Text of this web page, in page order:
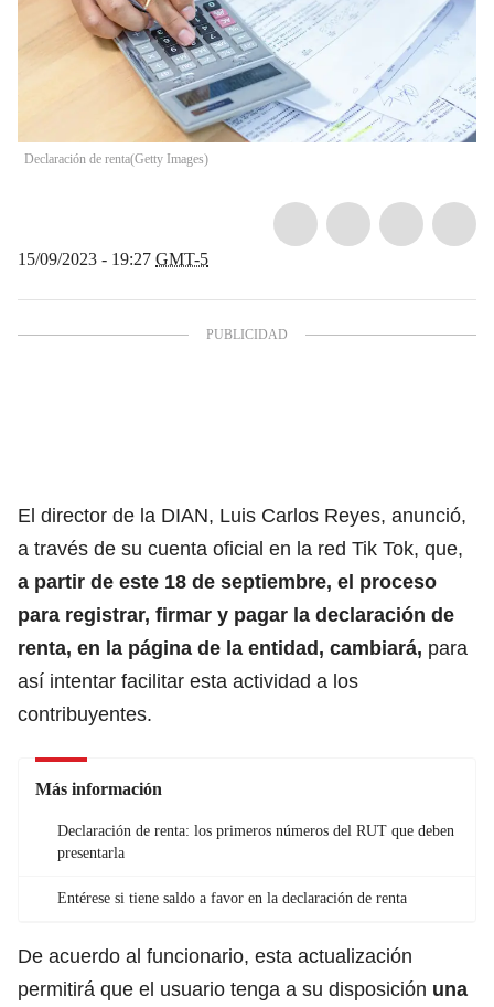
Declaración de renta(Getty Images)
15/09/2023 - 19:27 GMT-5
El director de la DIAN, Luis Carlos Reyes, anunció,
a través de su cuenta oficial en la red Tik Tok, que,
a partir de este 18 de septiembre, el proceso
para registrar, firmar y pagar la declaración de
renta, en la página de la entidad, cambiará, para
así intentar facilitar esta actividad a los
contribuyentes.
Más información
Declaración de renta: los primeros números del RUT que deben
presentarla
Entérese si tiene saldo a favor en la declaración de renta
De acuerdo al funcionario, esta actualización
permitirá que el usuario tenga a su disposición una